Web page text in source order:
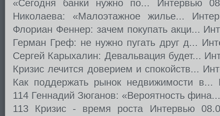
«Сегодня банки нужно по... Интервью
Николаева: «Малоэтажное жилье...
Флориан Феннер: зачем покупать акци...
Герман Греф: не нужно пугать друг д...
Сергей Карыхалин: Девальвация будет...
Кризис лечится доверием и спокойств...
Как поддержать рынок недвижимости в...
114 Геннадий Зюганов: «Вероятность
113 Кризис - время роста Интервью